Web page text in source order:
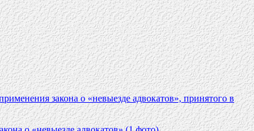
закона о «невыезде адвокатов», принятого в